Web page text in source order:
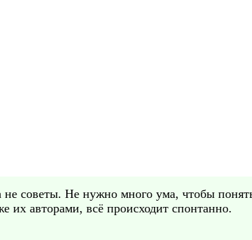
не советы. Не нужно много ума, чтобы
их авторами, всё происходит спонтанно.